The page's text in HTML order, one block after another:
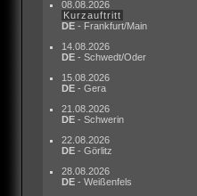
08.08.2026
Kurzauftritt
DE - Frankfurt/Main
14.08.2026
DE - Schwedt/Oder
15.08.2026
DE - Gera
21.08.2026
DE - Schwerin
22.08.2026
DE - Görlitz
28.08.2026
DE - Weißenfels